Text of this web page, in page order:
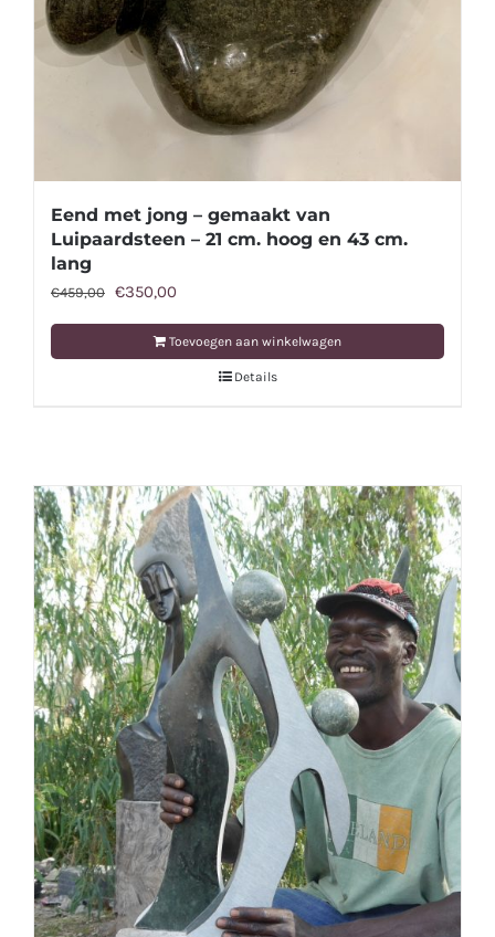
Eend met jong – gemaakt van
Luipaardsteen – 21 cm. hoog en 43 cm.
lang
€459,00 Oorspronkelijke
prijs
€350,00
prijs
is:
€350,00.
Toevoegen aan winkelwagen
Details